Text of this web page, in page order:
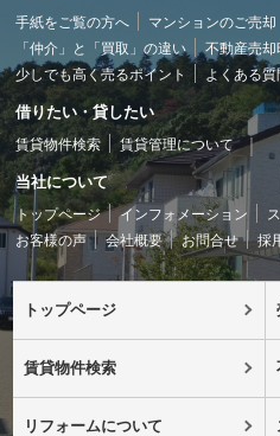
手紙をご覧の方へ マンションのご売却
「仲介」と「買取」の違い
不動産売
少しでも高く売るポイント
よくある質
借りたい・貸したい
賃貸物件検索 賃貸管理について
当社について
トップページ インフォメーション
お客様の声
会社概要 お問合せ 採
トップページ
賃貸物件検索
リフォームについて